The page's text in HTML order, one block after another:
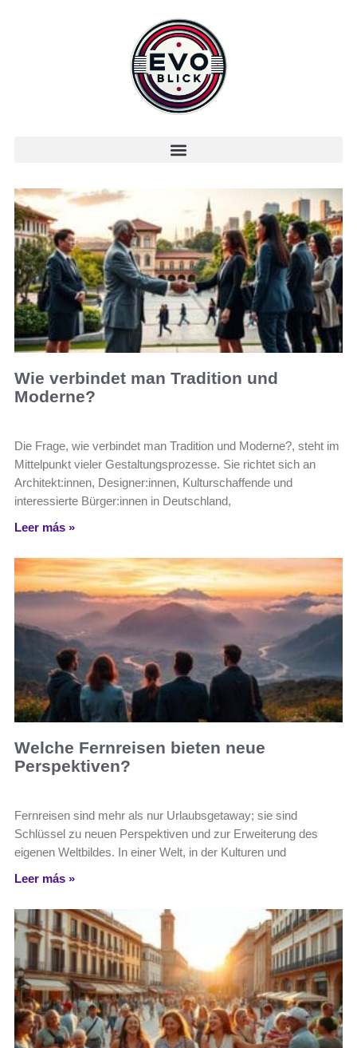
Wie verbindet man Tradition und
Moderne?
Die Frage, wie verbindet man Tradition und Moderne?, steht im
Mittelpunkt vieler Gestaltungsprozesse. Sie richtet sich an
Architekt:innen, Designer:innen, Kulturschaffende und
interessierte Bürger:innen in Deutschland,
Leer más »
Welche Fernreisen bieten neue
Perspektiven?
Fernreisen sind mehr als nur Urlaubsgetaway; sie sind
Schlüssel zu neuen Perspektiven und zur Erweiterung des
eigenen Weltbildes. In einer Welt, in der Kulturen und
Leer más »